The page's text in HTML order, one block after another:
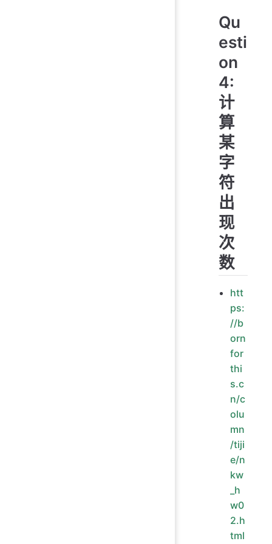
Qu
esti
on
4:
计
算
某
字
符
出
现
次
数
htt
ps:
//b
orn
for
thi
s.c
n/c
olu
mn
/tiji
e/n
kw
_h
w0
2.h
tml